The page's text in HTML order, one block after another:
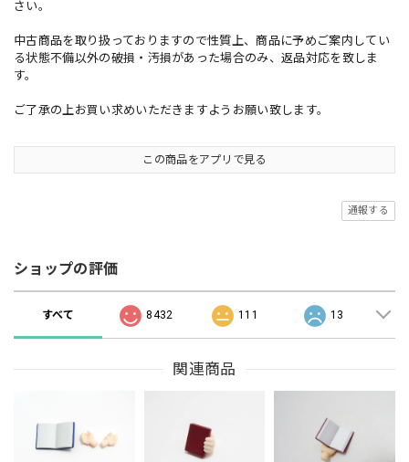
さい。
中古商品を取り扱っておりますので性質上、商品に予めご案内してい
る状態不備以外の破損・汚損があった場合のみ、返品対応を致しま
す。
ご了承の上お買い求めいただきますようお願い致します。
この商品をアプリで見る
通報する
ショップの評価
すべて 8432 111 13
関連商品